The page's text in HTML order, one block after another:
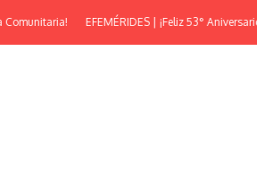
EFEMÉRIDES | ¡Feliz 53° Aniversario,